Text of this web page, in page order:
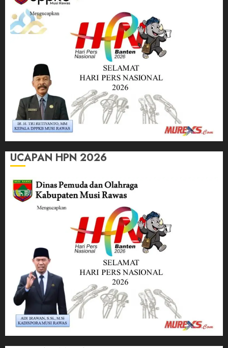
UCAPAN HPN 2026